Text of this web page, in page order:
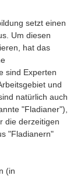
setzt einen
Um diesen
hat das
sind Experten
und
natürlich auch
"Fladianer"),
die derzeitigen
"Fladianern"
(in